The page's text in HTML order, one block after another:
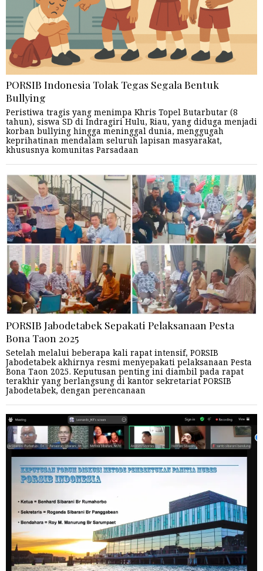
PORSIB Indonesia Tolak Tegas Segala Bentuk
Bullying
Peristiwa tragis yang menimpa Khris Topel Butarbutar (8
tahun), siswa SD di Indragiri Hulu, Riau, yang diduga menjadi
korban bullying hingga meninggal dunia, menggugah
keprihatinan mendalam seluruh lapisan masyarakat,
khususnya komunitas Parsadaan
PORSIB Jabodetabek Sepakati Pelaksanaan Pesta
Bona Taon 2025
Setelah melalui beberapa kali rapat intensif, PORSIB
Jabodetabek akhirnya resmi menyepakati pelaksanaan Pesta
Bona Taon 2025. Keputusan penting ini diambil pada rapat
terakhir yang berlangsung di kantor sekretariat PORSIB
Jabodetabek, dengan perencanaan